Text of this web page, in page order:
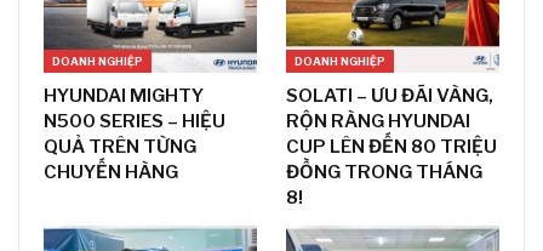
DOANH NGHIỆP
HYUNDAI MIGHTY
N500 SERIES – HIỆU
QUẢ TRÊN TỪNG
CHUYẾN HÀNG
DOANH NGHIỆP
SOLATI – ƯU ĐÃI VÀNG,
RỘN RÀNG HYUNDAI
CUP LÊN ĐẾN 80 TRIỆU
ĐỒNG TRONG THÁNG
8!